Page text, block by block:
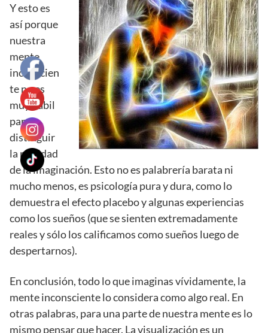
Y esto es
así porque
nuestra
mente
inconscien
te no es
muy hábil
para
distinguir
la realidad
de la imaginación. Esto no es palabrería barata ni
mucho menos, es psicología pura y dura, como lo
demuestra el efecto placebo y algunas experiencias
como los sueños (que se sienten extremadamente
reales y sólo los calificamos como sueños luego de
despertarnos).
En conclusión, todo lo que imaginas vívidamente, la
mente inconsciente lo considera como algo real. En
otras palabras, para una parte de nuestra mente es lo
mismo pensar que hacer. La visualización es un